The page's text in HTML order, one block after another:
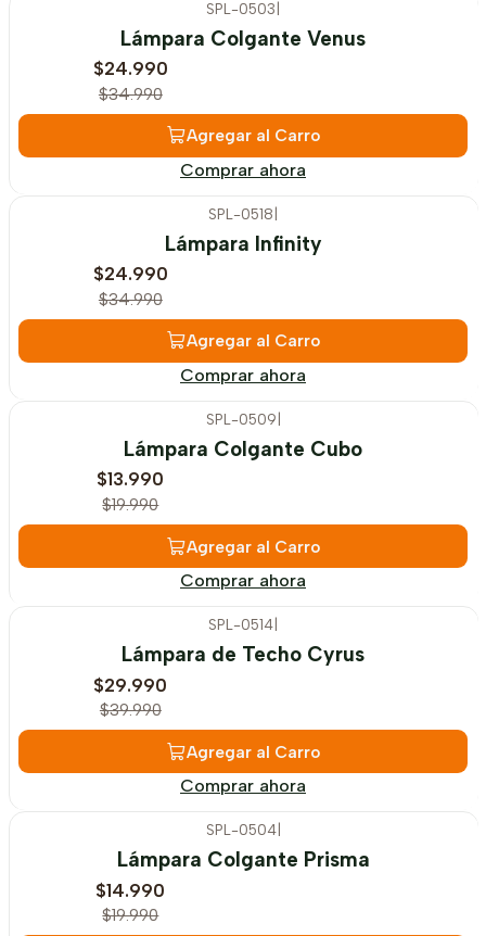
SPL-0503
Lámpara Colgante Venus
$24.990
$34.990
Agregar al Carro
Comprar ahora
SPL-0518
Lámpara Infinity
$24.990
$34.990
Agregar al Carro
Comprar ahora
SPL-0509
Lámpara Colgante Cubo
$13.990
$19.990
Agregar al Carro
Comprar ahora
OFF
SPL-0514
Lámpara de Techo Cyrus
$29.990
$39.990
Agregar al Carro
Comprar ahora
OFF
SPL-0504|
Lámpara Colgante Prisma
$14.990
$19.990